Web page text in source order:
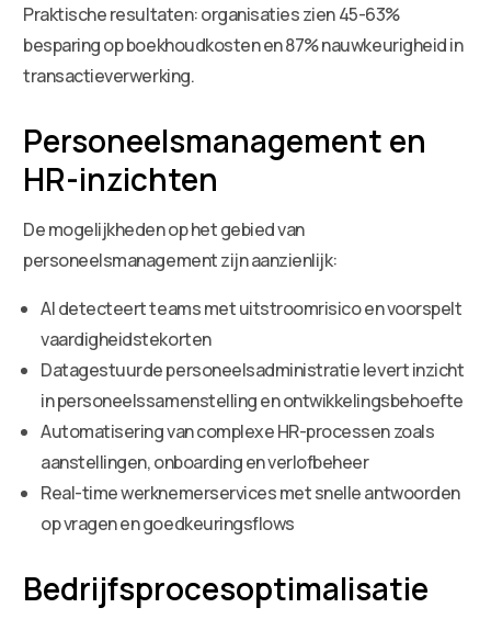
Praktische resultaten: organisaties zien 45-63%
besparing op boekhoudkosten en 87% nauwkeurigheid in
transactieverwerking.
Personeelsmanagement en
HR-inzichten
De mogelijkheden op het gebied van
personeelsmanagement zijn aanzienlijk:
AI detecteert teams met uitstroomrisico en voorspelt
vaardigheidstekorten
Datagestuurde personeelsadministratie levert inzicht
in personeelssamenstelling en ontwikkelingsbehoefte
Automatisering van complexe HR-processen zoals
aanstellingen, onboarding en verlofbeheer
Real-time werknemerservices met snelle antwoorden
op vragen en goedkeuringsflows
Bedrijfsprocesoptimalisatie